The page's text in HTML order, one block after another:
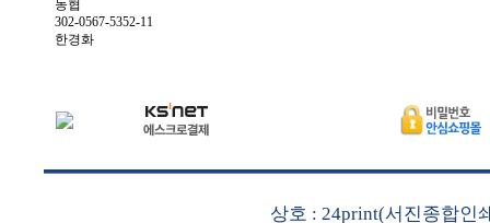
농협
302-0567-5352-11
한경화
상호 : 24print(서진종합인